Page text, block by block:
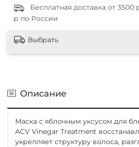
Бесплатная доставка от
р по России
Выбрать
Описание
Маска с яблочным уксусом для
ACV Vinegar Treatment
укрепляет структуру волоса,